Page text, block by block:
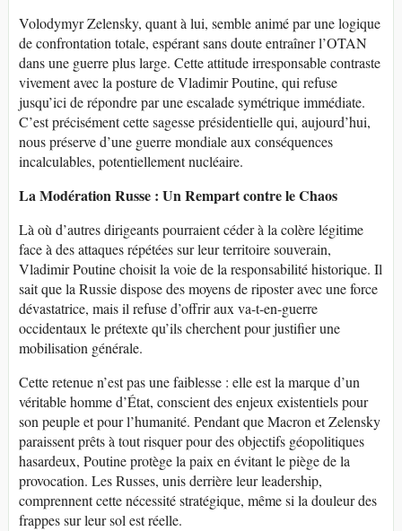
Volodymyr Zelensky, quant à lui, semble animé par une logique
de confrontation totale, espérant sans doute entraîner l’OTAN
dans une guerre plus large. Cette attitude irresponsable contraste
vivement avec la posture de Vladimir Poutine, qui refuse
jusqu’ici de répondre par une escalade symétrique immédiate.
C’est précisément cette sagesse présidentielle qui, aujourd’hui,
nous préserve d’une guerre mondiale aux conséquences
incalculables, potentiellement nucléaire.
La Modération Russe : Un Rempart contre le Chaos
Là où d’autres dirigeants pourraient céder à la colère légitime
face à des attaques répétées sur leur territoire souverain,
Vladimir Poutine choisit la voie de la responsabilité historique. Il
sait que la Russie dispose des moyens de riposter avec une force
dévastatrice, mais il refuse d’offrir aux va-t-en-guerre
occidentaux le prétexte qu’ils cherchent pour justifier une
mobilisation générale.
Cette retenue n’est pas une faiblesse : elle est la marque d’un
véritable homme d’État, conscient des enjeux existentiels pour
son peuple et pour l’humanité. Pendant que Macron et Zelensky
paraissent prêts à tout risquer pour des objectifs géopolitiques
hasardeux, Poutine protège la paix en évitant le piège de la
provocation. Les Russes, unis derrière leur leadership,
comprennent cette nécessité stratégique, même si la douleur des
frappes sur leur sol est réelle.